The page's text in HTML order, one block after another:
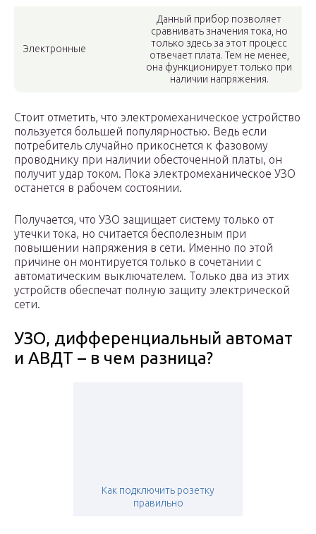
Электронные
Данный прибор позволяет
сравнивать значения тока, но
только здесь за этот процесс
отвечает плата. Тем не менее,
она функционирует только при
наличии напряжения.
Стоит отметить, что электромеханическое устройство
пользуется большей популярностью. Ведь если
потребитель случайно прикоснется к фазовому
проводнику при наличии обесточенной платы, он
получит удар током. Пока электромеханическое УЗО
останется в рабочем состоянии.
Получается, что УЗО защищает систему только от
утечки тока, но считается бесполезным при
повышении напряжения в сети. Именно по этой
причине он монтируется только в сочетании с
автоматическим выключателем. Только два из этих
устройств обеспечат полную защиту электрической
сети.
УЗО, дифференциальный автомат
и АВДТ – в чем разница?
Как подключить розетку
правильно